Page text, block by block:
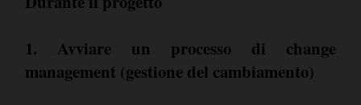
1. Avviare un processo di change
management (gestione del cambiamento)